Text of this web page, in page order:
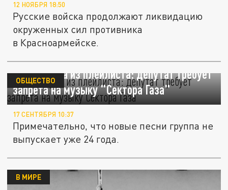
12 НОЯБРЯ 18:50
Русские войска продолжают ликвидацию
окруженных сил противника
в Красноармейске.
Вычеркнула из плейлиста: депутат требует
запрета на музыку "Сектора Газа"
ОБЩЕСТВО
17 СЕНТЯБРЯ 10:37
Примечательно, что новые песни группа не
выпускает уже 24 года.
В МИРЕ